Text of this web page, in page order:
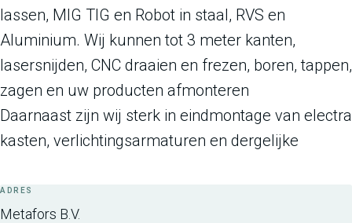
lassen, MIG TIG en Robot in staal, RVS en
Aluminium. Wij kunnen tot 3 meter kanten,
lasersnijden, CNC draaien en frezen, boren, tappen,
zagen en uw producten afmonteren
Daarnaast zijn wij sterk in eindmontage van electra
kasten, verlichtingsarmaturen en dergelijke
ADRES
Metafors B.V.